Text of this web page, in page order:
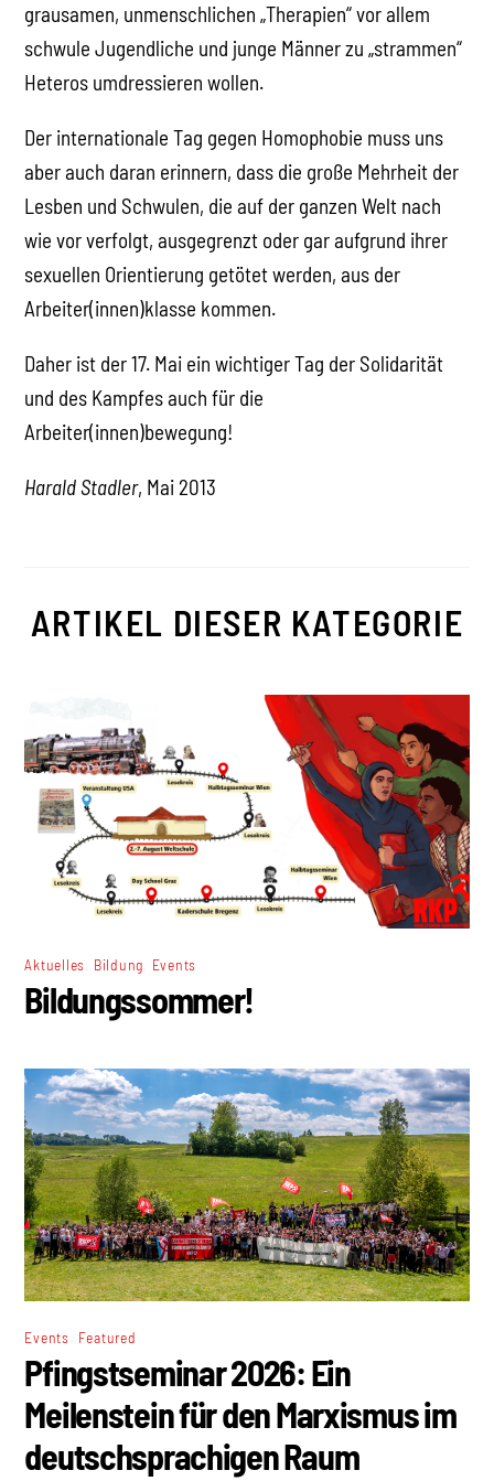
grausamen, unmenschlichen „Therapien“ vor allem
schwule Jugendliche und junge Männer zu „strammen“
Heteros umdressieren wollen.
Der internationale Tag gegen Homophobie muss uns
aber auch daran erinnern, dass die große Mehrheit der
Lesben und Schwulen, die auf der ganzen Welt nach
wie vor verfolgt, ausgegrenzt oder gar aufgrund ihrer
sexuellen Orientierung getötet werden, aus der
Arbeiter(innen)klasse kommen.
Daher ist der 17. Mai ein wichtiger Tag der Solidarität
und des Kampfes auch für die
Arbeiter(innen)bewegung!
Harald Stadler, Mai 2013
ARTIKEL DIESER KATEGORIE
Aktuelles Bildung Events
Bildungssommer!
Events Featured
Pfingstseminar 2026: Ein
Meilenstein für den Marxismus im
deutschsprachigen Raum